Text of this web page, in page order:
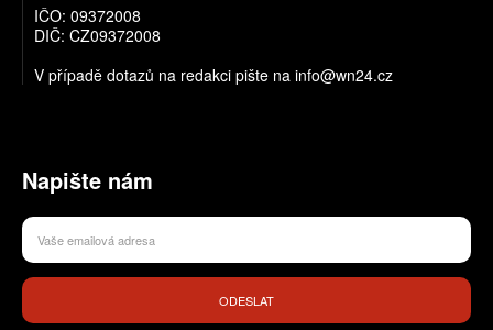
IČO: 09372008
DIČ: CZ09372008
V případě dotazů na redakci pište na info@wn24.cz
Napište nám
ODESLAT